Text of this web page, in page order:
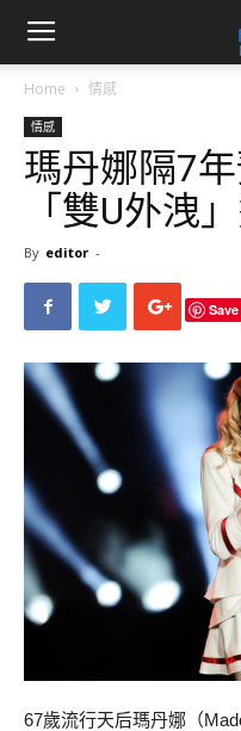
Home 情感
情感
瑪丹娜隔7
「雙U外洩
By editor -
Save
67歲流行天后瑪丹娜（